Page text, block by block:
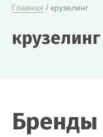
Главная / крузелинг
крузелинг
Бренды